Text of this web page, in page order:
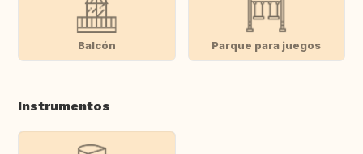
Balcón Parque para juegos
Instrumentos